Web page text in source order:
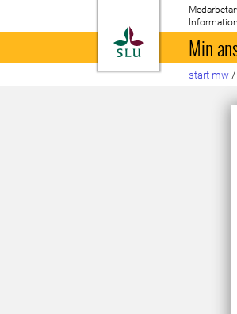
Till startsida
Min
start mw /